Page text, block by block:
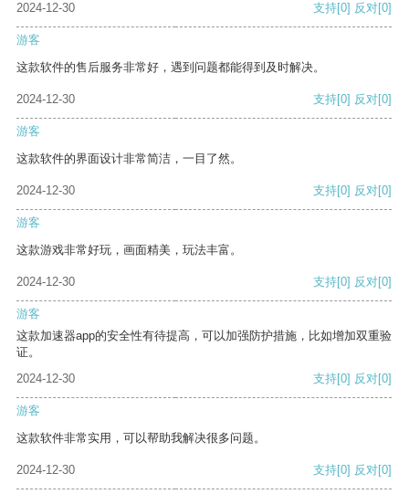
2024-12-30
支持[0] 反对[0]
游客
这款软件的售后服务非常好，遇到问题都能得到及时解决。
2024-12-30 支持[0] 反对[0]
游客
这款软件的界面设计非常简洁，一目了然。
2024-12-30 支持[0] 反对[0]
游客
这款游戏非常好玩，画面精美，玩法丰富。
2024-12-30 支持[0] 反对[0]
游客
这款加速器app的安全性有待提高，可以加强防护措施，比如增加双重验
证。
2024-12-30
支持[0] 反对[0]
游客
这款软件非常实用，可以帮助我解决很多问题。
2024-12-30 支持[0] 反对[0]